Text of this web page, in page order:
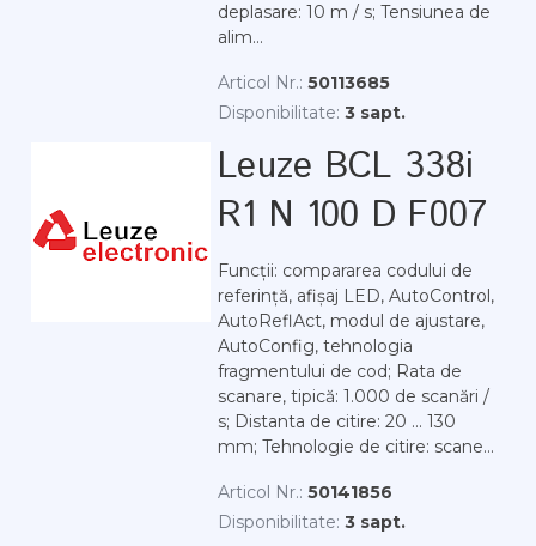
deplasare: 10 m / s; Tensiunea de
alim...
Articol Nr.: 50113685
Disponibilitate: 3 sapt.
Leuze BCL 338i
R1 N 100 D F007
Funcții: compararea codului de
referință, afișaj LED, AutoControl,
AutoReflAct, modul de ajustare,
AutoConfig, tehnologia
fragmentului de cod; Rata de
scanare, tipică: 1.000 de scanări /
s; Distanta de citire: 20 ... 130
mm; Tehnologie de citire: scane...
Articol Nr.: 50141856
Disponibilitate: 3 sapt.